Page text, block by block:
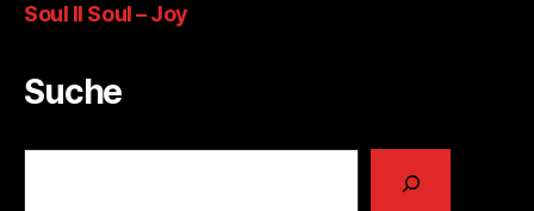
Soul II Soul – Joy
Suche